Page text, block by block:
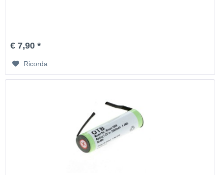
€ 7,90 *
Ricorda